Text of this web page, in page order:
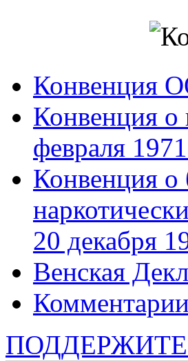
Конвенция
Конвенция о
февраля
Конвенция о
20 декабря
Венская